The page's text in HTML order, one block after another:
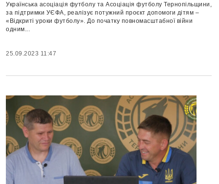
Українська асоціація футболу та Асоціація футболу Тернопільщини,
за підтримки УЄФА, реалізує потужний проєкт допомоги дітям –
«Відкриті уроки футболу». До початку повномасштабної війни
одним...
25.09.2023 11:47